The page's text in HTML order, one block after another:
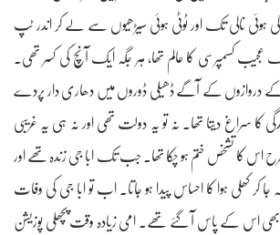
نالی تک اور ٹوٹی ہوئی سیڑھیوں سے لے کر اندر ٹپ
کسمپرسی کا عالم تھا، ہر جگہ ایک آنچ کی کسر تھی۔
دروازوں کے آگے ڈھیلی ڈوروں میں دھاری دار پردے
سراغ دیتا تھا۔ نہ تو یہ دولت تھی اور نہ ہی یہ غریبی
اس کا تشخص ختم ہو چکا تھا۔ جب تک ابا جی زندہ تھے اور
جا کر کھلی ہوا کا احساس پیدا ہو جاتا۔ اب تو ابا جی کی وفات
بھی اس کے پاس آ گئے تھے۔ امی زیادہ وقت پچھلی پوزیشن